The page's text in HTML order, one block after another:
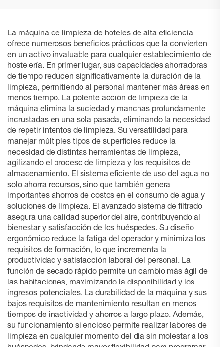
La máquina de limpieza de hoteles de alta eficiencia
ofrece numerosos beneficios prácticos que la convierten
en un activo invaluable para cualquier establecimiento de
hostelería. En primer lugar, sus capacidades ahorradoras
de tiempo reducen significativamente la duración de la
limpieza, permitiendo al personal mantener más áreas en
menos tiempo. La potente acción de limpieza de la
máquina elimina la suciedad y manchas profundamente
incrustadas en una sola pasada, eliminando la necesidad
de repetir intentos de limpieza. Su versatilidad para
manejar múltiples tipos de superficies reduce la
necesidad de distintas herramientas de limpieza,
agilizando el proceso de limpieza y los requisitos de
almacenamiento. El sistema eficiente de uso del agua no
solo ahorra recursos, sino que también genera
importantes ahorros de costos en el consumo de agua y
soluciones de limpieza. El avanzado sistema de filtrado
asegura una calidad superior del aire, contribuyendo al
bienestar y satisfacción de los huéspedes. Su diseño
ergonómico reduce la fatiga del operador y minimiza los
requisitos de formación, lo que incrementa la
productividad y satisfacción laboral del personal. La
función de secado rápido permite un cambio más ágil de
las habitaciones, maximizando la disponibilidad y los
ingresos potenciales. La durabilidad de la máquina y sus
bajos requisitos de mantenimiento resultan en menos
tiempos de inactividad y ahorros a largo plazo. Además,
su funcionamiento silencioso permite realizar labores de
limpieza en cualquier momento del día sin molestar a los